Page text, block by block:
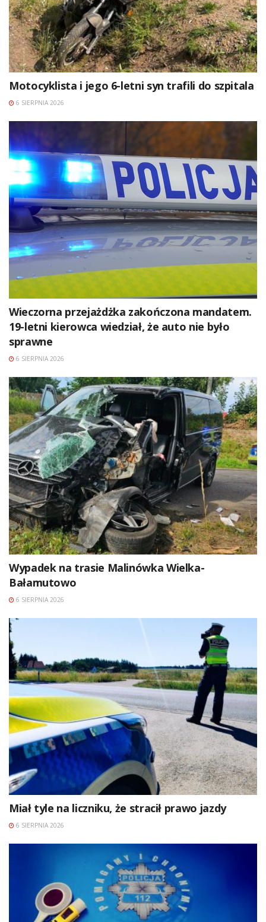
Motocyklista i jego 6-letni syn trafili do szpitala
6 SIERPNIA 2026
Wieczorna przejażdżka zakończona mandatem.
19-letni kierowca wiedział, że auto nie było
sprawne
6 SIERPNIA 2026
Wypadek na trasie Malinówka Wielka-
Bałamutowo
6 SIERPNIA 2026
Miał tyle na liczniku, że stracił prawo jazdy
6 SIERPNIA 2026